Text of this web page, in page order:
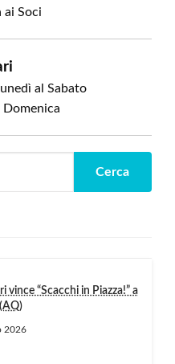
ai Soci
al Sabato
vince “Scacchi in Piazza!” a
2026